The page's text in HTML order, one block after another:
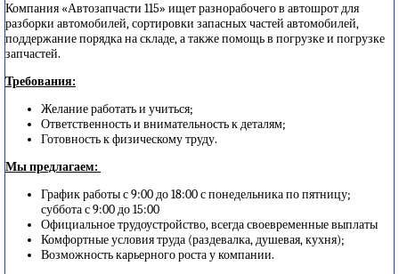
Компания «Автозапчасти 115» ищет разнорабочего в автошрот для
разборки автомобилей, сортировки запасных частей автомобилей,
поддержание порядка на складе, а также помощь в погрузке и погрузке
запчастей.
Требования:
Желание работать и учиться;
Ответственность и внимательность к деталям;
Готовность к физическому труду.
Мы предлагаем:
График работы с 9:00 до 18:00 с понедельника по пятницу;
суббота с 9:00 до 15:00
Официальное трудоустройство, всегда своевременные выплаты
Комфортные условия труда (раздевалка, душевая, кухня);
Возможность карьерного роста у компании.